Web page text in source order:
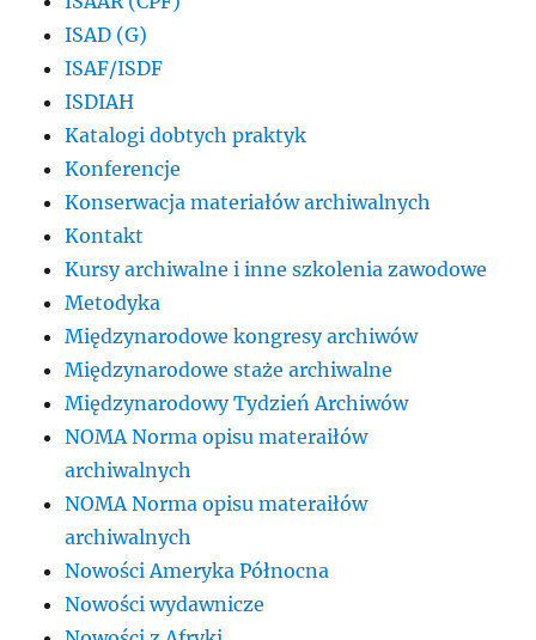
ISAD (G)
ISAF/ISDF
ISDIAH
Katalogi dobtych praktyk
Konferencje
Konserwacja materiałów archiwalnych
Kontakt
Kursy archiwalne i inne szkolenia zawodowe
Metodyka
Międzynarodowe kongresy archiwów
Międzynarodowe staże archiwalne
Międzynarodowy Tydzień Archiwów
NOMA Norma opisu materaiłów
archiwalnych
NOMA Norma opisu materaiłów
archiwalnych
Nowości Ameryka Północna
Nowości wydawnicze